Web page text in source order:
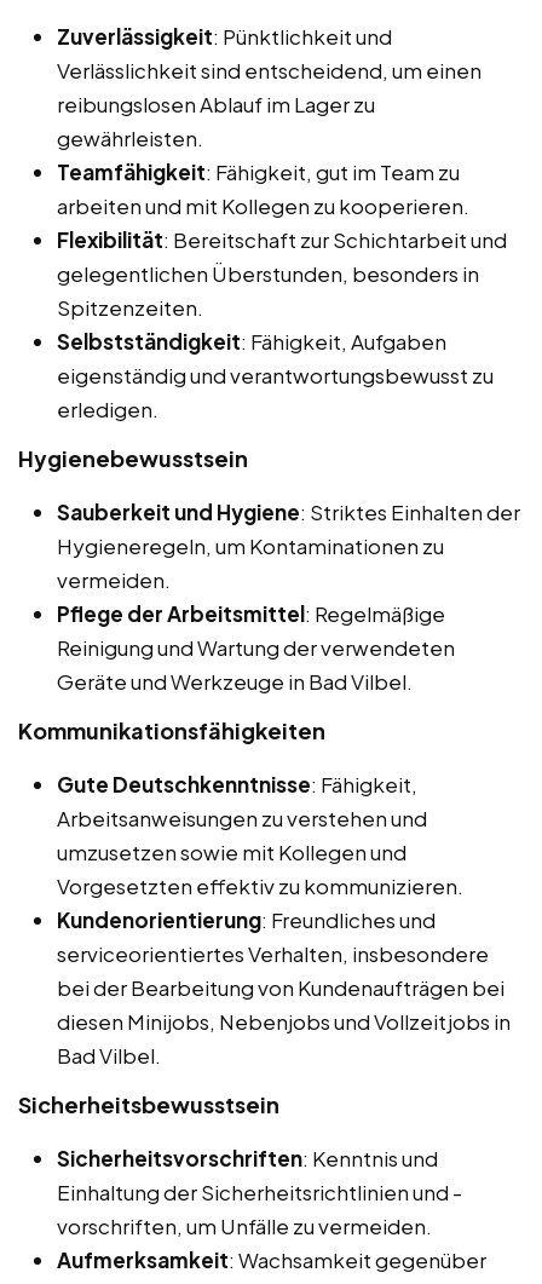
Zuverlässigkeit: Pünktlichkeit und
Verlässlichkeit sind entscheidend, um einen
reibungslosen Ablauf im Lager zu
gewährleisten.
Teamfähigkeit: Fähigkeit, gut im Team zu
arbeiten und mit Kollegen zu kooperieren.
Flexibilität: Bereitschaft zur Schichtarbeit und
gelegentlichen Überstunden, besonders in
Spitzenzeiten.
Selbstständigkeit: Fähigkeit, Aufgaben
eigenständig und verantwortungsbewusst zu
erledigen.
Hygienebewusstsein
Sauberkeit und Hygiene: Striktes Einhalten der
Hygieneregeln, um Kontaminationen zu
vermeiden.
Pflege der Arbeitsmittel: Regelmäßige
Reinigung und Wartung der verwendeten
Geräte und Werkzeuge in Bad Vilbel.
Kommunikationsfähigkeiten
Gute Deutschkenntnisse: Fähigkeit,
Arbeitsanweisungen zu verstehen und
umzusetzen sowie mit Kollegen und
Vorgesetzten effektiv zu kommunizieren.
Kundenorientierung: Freundliches und
serviceorientiertes Verhalten, insbesondere
bei der Bearbeitung von Kundenaufträgen bei
diesen Minijobs, Nebenjobs und Vollzeitjobs in
Bad Vilbel.
Sicherheitsbewusstsein
Sicherheitsvorschriften: Kenntnis und
Einhaltung der Sicherheitsrichtlinien und -
vorschriften, um Unfälle zu vermeiden.
Aufmerksamkeit: Wachsamkeit gegenüber